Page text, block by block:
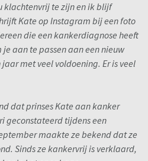
klachtenvrij te zijn en ik blijf
Kate op Instagram bij een foto
die een kankerdiagnose heeft
aan te passen aan een nieuw
met veel voldoening. Er is veel
dat prinses Kate aan kanker
geconstateerd tijdens een
maakte ze bekend dat ze
Sinds ze kankervrij is verklaard,